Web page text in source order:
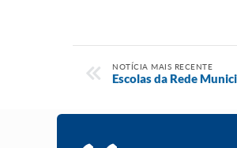
NOTÍCIA MAIS RECENTE
​Escolas da Rede